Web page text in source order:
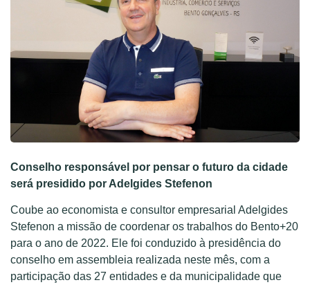
Conselho responsável por pensar o futuro da cidade
será presidido por Adelgides Stefenon
Coube ao economista e consultor empresarial Adelgides
Stefenon a missão de coordenar os trabalhos do Bento+20
para o ano de 2022. Ele foi conduzido à presidência do
conselho em assembleia realizada neste mês, com a
participação das 27 entidades e da municipalidade que